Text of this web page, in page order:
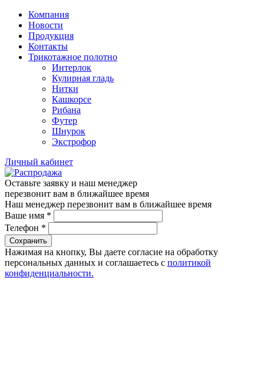
Компания
Новости
Продукция
Контакты
Трикотажное полотно
Интерлок
Кулирная гладь
Нитки
Кашкорсе
Рибана
Футер
Шнурок
Экстрофор
Личный кабинет
Оставьте заявку и наш менеджер
перезвонит вам в ближайшее время
Наш менеджер перезвонит вам в ближайшее время
Ваше имя *
Телефон *
Сохранить
Нажимая на кнопку, Вы даете согласие на обработку
персональных данных и соглашаетесь с политикой
конфиденциальности.